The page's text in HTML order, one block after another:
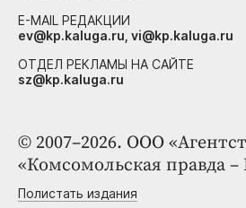
© 2007–2026. ООО
«Комсомольская правда –
Полистать издания
E-MAIL РЕДАКЦИИ
ev@kp.kaluga.ru, vi@kp.kaluga.ru
ОТДЕЛ РЕКЛАМЫ НА САЙТЕ
sz@kp.kaluga.ru